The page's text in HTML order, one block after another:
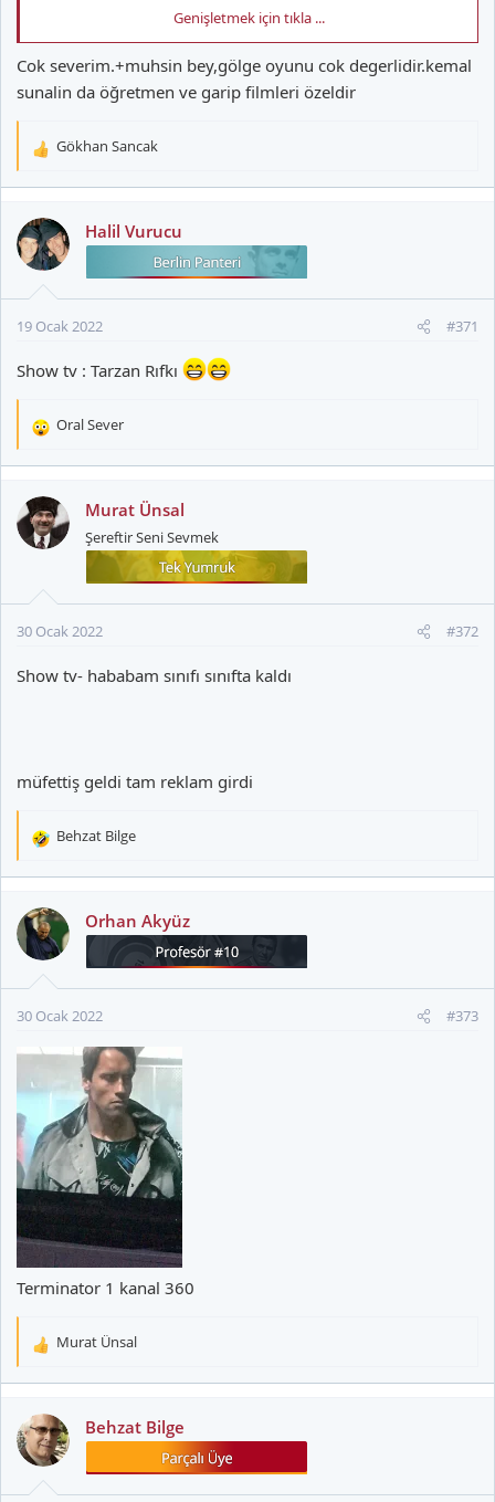
Genişletmek için tıkla ...
Cok severim.+muhsin bey,gölge oyunu cok degerlidir.kemal
sunalin da öğretmen ve garip filmleri özeldir
T
k
i
l
:
Gökhan Sancak
Halil Vurucu
19 Ocak 2022 #371
Show tv : Tarzan Rıfkı
T
k
i
l
Oral Sever
Murat Ünsal
Şereftir Seni Sevmek
30 Ocak 2022 #372
Show tv- hababam sınıfı sınıfta kaldı
müfettiş geldi tam reklam girdi
T
k
i
l
:
Behzat Bilge
Orhan Akyüz
30 Ocak 2022 #373
Terminator 1 kanal 360
T
k
l
Murat Ünsal
Behzat Bilge